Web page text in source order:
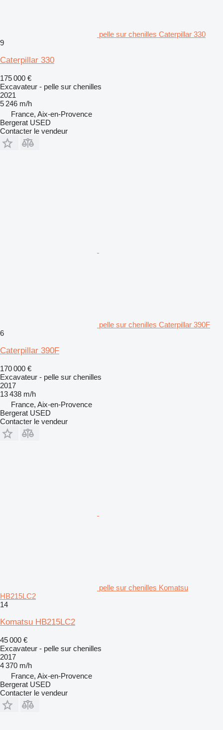
pelle sur chenilles Caterpillar 330
9
Caterpillar 330
175 000 €
Excavateur - pelle sur chenilles
2021
5 246 m/h
France, Aix-en-Provence
Bergerat USED
Contacter le vendeur
pelle sur chenilles Caterpillar 390F
6
Caterpillar 390F
170 000 €
Excavateur - pelle sur chenilles
2017
13 438 m/h
France, Aix-en-Provence
Bergerat USED
Contacter le vendeur
pelle sur chenilles Komatsu
HB215LC2
14
Komatsu HB215LC2
45 000 €
Excavateur - pelle sur chenilles
2017
4 370 m/h
France, Aix-en-Provence
Bergerat USED
Contacter le vendeur